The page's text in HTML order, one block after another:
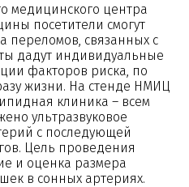
медицинского центра
посетители смогут
переломов, связанных с
дадут индивидуальные
факторов риска, по
жизни. На стенде НМИЦ
клиника – всем
ультразвуковое
с последующей
Цель проведения
и оценка размера
в сонных артериях.